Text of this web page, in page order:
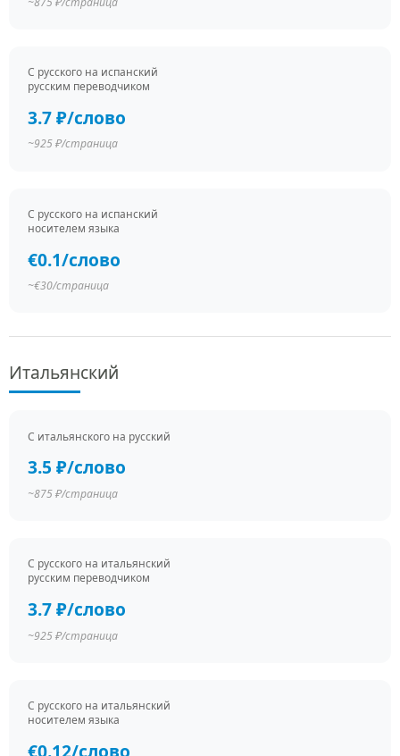
С русского на испанский
русским переводчиком
3.7 ₽/слово
~925 ₽/страница
С русского на испанский
носителем языка
€0.1/слово
~€30/страница
Итальянский
С итальянского на русский
3.5 ₽/слово
~875 ₽/страница
С русского на итальянский
русским переводчиком
3.7 ₽/слово
~925 ₽/страница
С русского на итальянский
носителем языка
€0.12/слово